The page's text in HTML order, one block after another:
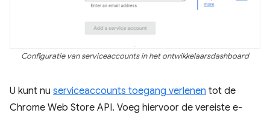
Configuratie van serviceaccounts in het ontwikkelaarsdashboard
U kunt nu serviceaccounts toegang verlenen tot de
Chrome Web Store API. Voeg hiervoor de vereiste e-